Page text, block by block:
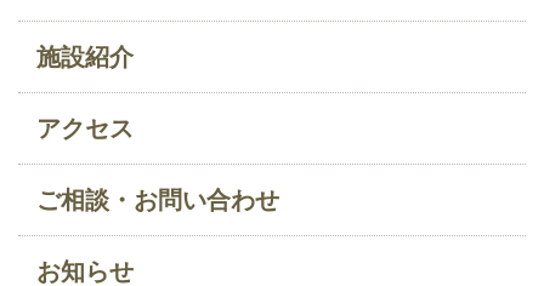
施設紹介
アクセス
ご相談・お問い合わせ
お知らせ